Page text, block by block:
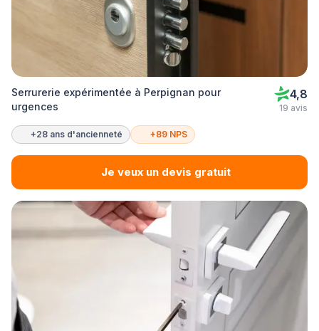
Serrurerie expérimentée à Perpignan pour
urgences
4,8
19 avis
+28 ans d'ancienneté +89 NPS
Je veux un devis gratuit